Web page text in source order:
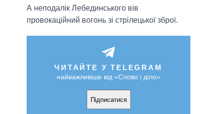
А неподалік Лебединського вів
провокаційний вогонь зі стрілецької зброї.
ЧИТАЙТЕ У TELEGRAM
найважливіше від «Слово і діло»
Підписатися